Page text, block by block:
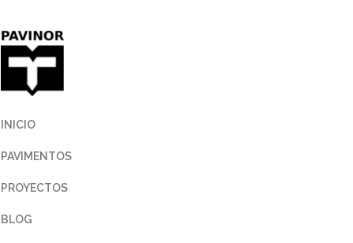
INICIO
PAVIMENTOS
PROYECTOS
BLOG